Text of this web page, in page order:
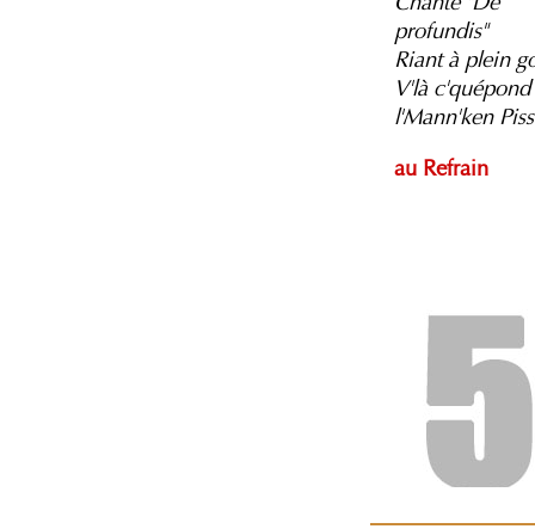
profundis"
Riant à plein
V'là c'quépond
l'Mann'ken Piss
au Refrain